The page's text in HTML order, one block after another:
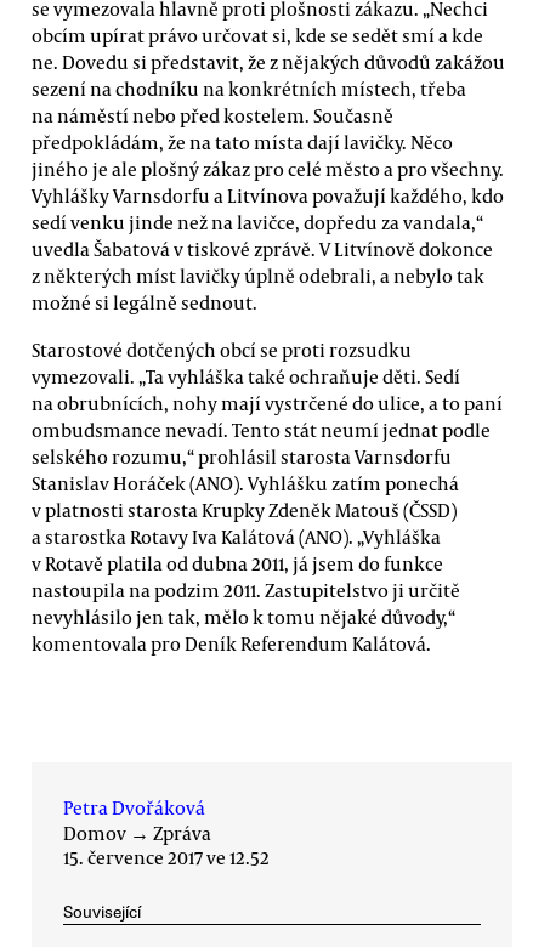
se vymezovala hlavně proti plošnosti zákazu. „Nechci
obcím upírat právo určovat si, kde se sedět smí a kde
ne. Dovedu si představit, že z nějakých důvodů zakážou
sezení na chodníku na konkrétních místech, třeba
na náměstí nebo před kostelem. Současně
předpokládám, že na tato místa dají lavičky. Něco
jiného je ale plošný zákaz pro celé město a pro všechny.
Vyhlášky Varnsdorfu a Litvínova považují každého, kdo
sedí venku jinde než na lavičce, dopředu za vandala,“
uvedla Šabatová v tiskové zprávě. V Litvínově dokonce
z některých míst lavičky úplně odebrali, a nebylo tak
možné si legálně sednout.
Starostové dotčených obcí se proti rozsudku
vymezovali. „Ta vyhláška také ochraňuje děti. Sedí
na obrubnících, nohy mají vystrčené do ulice, a to paní
ombudsmance nevadí. Tento stát neumí jednat podle
selského rozumu,“ prohlásil starosta Varnsdorfu
Stanislav Horáček (ANO). Vyhlášku zatím ponechá
v platnosti starosta Krupky Zdeněk Matouš (ČSSD)
a starostka Rotavy Iva Kalátová (ANO). „Vyhláška
v Rotavě platila od dubna 2011, já jsem do funkce
nastoupila na podzim 2011. Zastupitelstvo ji určitě
nevyhlásilo jen tak, mělo k tomu nějaké důvody,“
komentovala pro Deník Referendum Kalátová.
Petra Dvořáková
Domov → Zpráva
15. července 2017 ve 12.52
Související